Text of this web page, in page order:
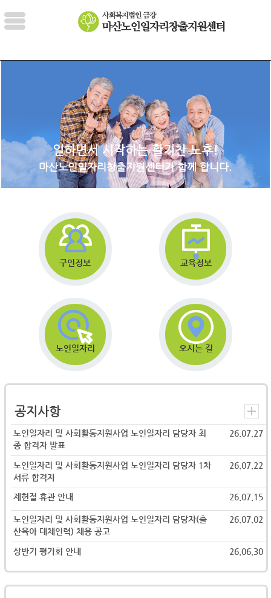
일하면서 시작하는 활기찬 노후!
마산노인일자리창출지원센터가 함께 합니다.
구인정보 교육정보
노인일자리 오시는 길
공지사항
노인일자리 및 사회활동지원사업 노인일자리 담당자 최
종 합격자 발표
26.07.27
노인일자리 및 사회활동지원사업 노인일자리 담당자 1차
서류 합격자
26.07.22
제헌절 휴관 안내 26.07.15
노인일자리 및 사회활동지원사업 노인일자리 담당자(출
산육아 대체인력) 채용 공고
26.07.02
상반기 평가회 안내 26.06.30